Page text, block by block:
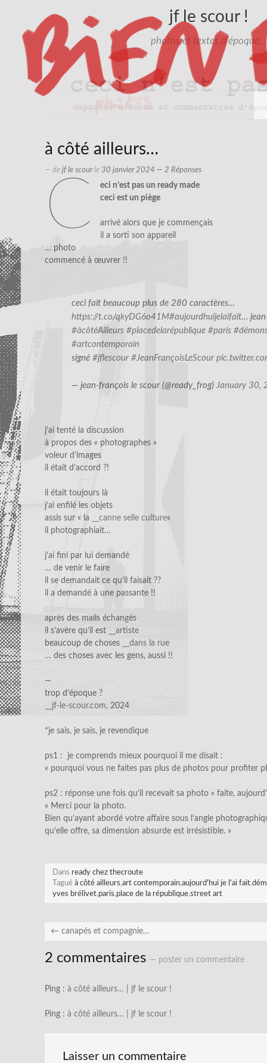
jf le scour !
photos et textes d'époque…
à côté ailleurs…
— de jf le scourle 30 janvier 2024 — 2 Réponses
c
eci n’est pas un ready made
ceci est un piège
arrivé alors que je commençais
il a sorti son appareil
… photo
commencé à œuvrer !!
ceci fait beaucoup plus de 280 caractères…
https://t.co/qkyDG6o41M#aujourdhuijelaifait…
#àcôtéAilleurs #placedelarépublique #paris
#artcontemporain
signé #jflescour #JeanFrançoisLeScour
— jean-françois le scour (@ready_frog) January 30,
j’ai tenté la discussion
à propos des « photographes »
voleur d’images
il était d’accord ?!
il était toujours là
j’ai enfilé les objets
assis sur « la
__canne selle culture«
il photographiait…
j’ai fini par lui demandé
… de venir le faire
il se demandait ce qu’il faisait ??
il a demandé à une passante !!
après des mails échangés
il s’avère qu’il est
__artiste
beaucoup de choses
__dans la rue
… des choses avec les gens, aussi !!
—
trop d’époque ?
__jf-le-scour.com, 2024
*je sais, je sais, je revendique
ps1 : je comprends mieux pourquoi il me disait :
« pourquoi vous ne faites pas plus de photos pour profiter
ps2 : réponse une fois qu’il recevait sa photo « faite,
« Merci pour la photo.
Bien qu’ayant abordé votre affaire sous l’angle
qu’elle offre, sa dimension absurde est irrésistible. »
Dans ready chez thecroute
Tagué à côté ailleurs,art contemporain,aujourd'hui je l'ai fait,
yves brélivet,paris,place de la république,street art
← canapés et compagnie…
2 commentaires — poster un commentaire
Ping : à côté ailleurs… | jf le scour !
Ping : à côté ailleurs… | jf le scour !
Laisser un commentaire